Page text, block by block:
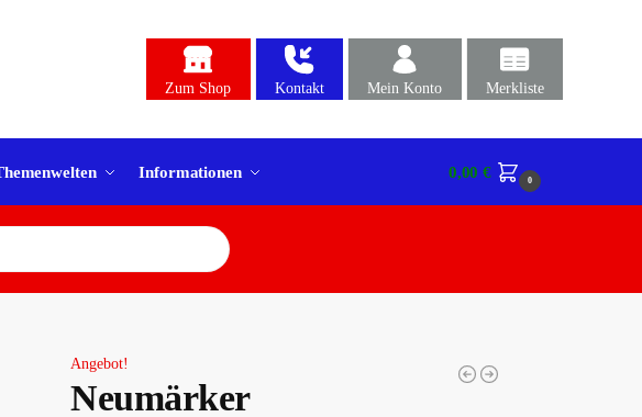
Zum Shop Kontakt Mein Konto Merkliste
Informationen 0,00€ 0
Angebot!
Neumärker